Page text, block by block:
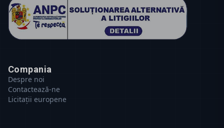
Compania
Despre noi
Contactează-ne
Licitații europene